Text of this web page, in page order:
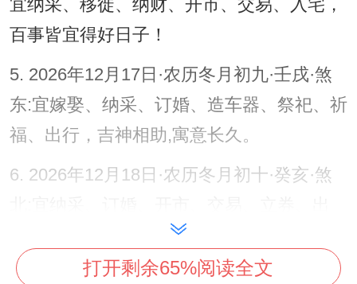
宜纳采、移徙、纳财、开市、交易、入宅，
百事皆宜得好日子！
5. 2026年12月17日·农历冬月初九·壬戌·煞
东:宜嫁娶、纳采、订婚、造车器、祭祀、祈
福、出行，吉神相助,寓意长久。
6. 2026年12月18日·农历冬月初十·癸亥·煞
行，天愿吉日，适合庆祝！
打开剩余65%阅读全文